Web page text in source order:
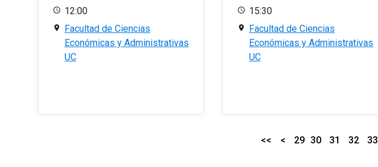
12:00
Facultad de Ciencias
Económicas y Administrativas
UC
15:30
Facultad de Ciencias
Económicas y Administrativas
UC
<< < 29 30 31 32 33